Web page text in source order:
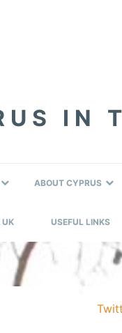
IN
ABOUT CYPRUS
UK USEFUL LINKS